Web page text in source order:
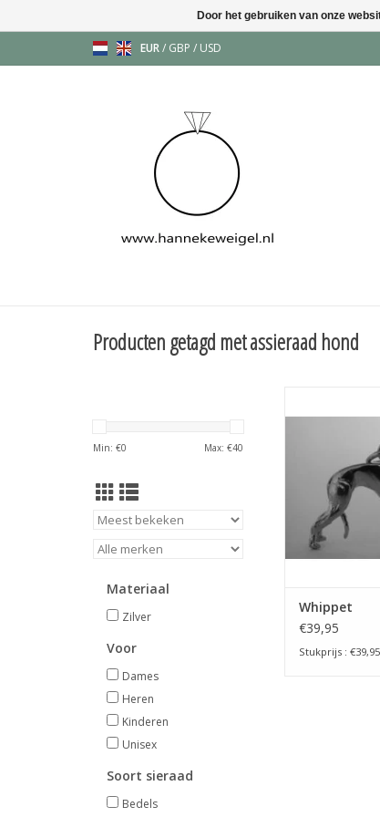
EUR/ GBP / USD
Producten getagd met assieraad hond
Min: €0 Max: €40
Materiaal
Zilver
Voor
Dames
Heren
Kinderen
Unisex
Soort sieraad
Bedels
van een
rashondje is
voor uzelf of
de hand
atelier. Dit
aanvraag ook
Whippet
€39,95
Stukprijs :
Door het gebruiken van onze